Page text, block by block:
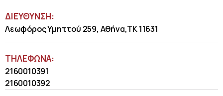
ΔΙΕΥΘΥΝΣΗ:
Λεωφόρος Υμηττού 259, Αθήνα,ΤΚ 11631
ΤΗΛΈΦΩΝΑ:
2160010391
2160010392